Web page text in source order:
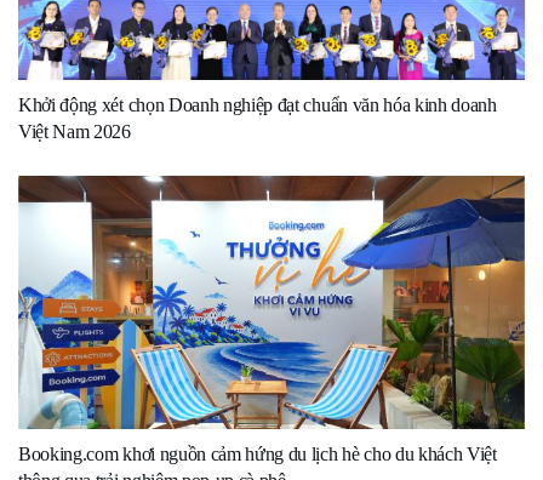
Khởi động xét chọn Doanh nghiệp đạt chuẩn văn hóa kinh doanh
Việt Nam 2026
Booking.com khơi nguồn cảm hứng du lịch hè cho du khách Việt